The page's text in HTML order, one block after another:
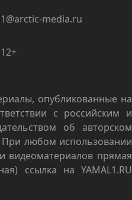
media.ru
опубликованные на
с российским и
об авторском
любом использовании
видеоматериалов прямая
ссылка на YAMAL1.RU